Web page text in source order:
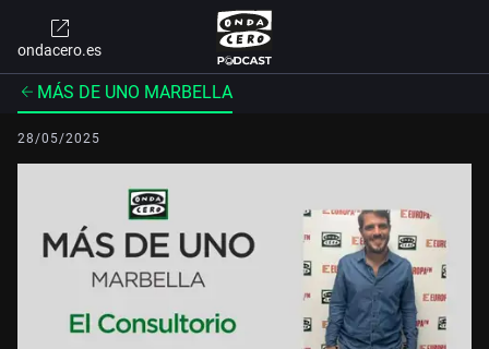
ondacero.es
MÁS DE UNO MARBELLA
28/05/2025